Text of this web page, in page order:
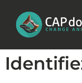
contenu